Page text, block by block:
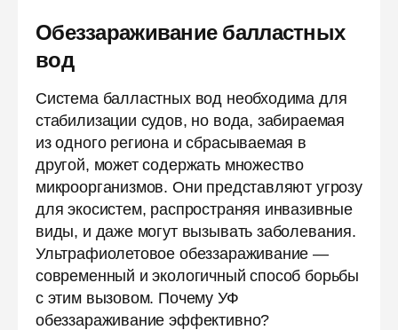
Обеззараживание балластных
вод
Система балластных вод необходима для
стабилизации судов, но вода, забираемая
из одного региона и сбрасываемая в
другой, может содержать множество
микроорганизмов. Они представляют угрозу
для экосистем, распространяя инвазивные
виды, и даже могут вызывать заболевания.
Ультрафиолетовое обеззараживание —
современный и экологичный способ борьбы
с этим вызовом. Почему УФ
обеззараживание эффективно?